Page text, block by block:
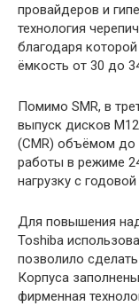
провайдеров и
технология
благодаря
ёмкость от 30 до
Помимо SMR, в
выпуск дисков
(CMR) объёмом до
работы в режиме
нагрузку с
Для повышения
Toshiba
позволило
Корпуса
фирменная